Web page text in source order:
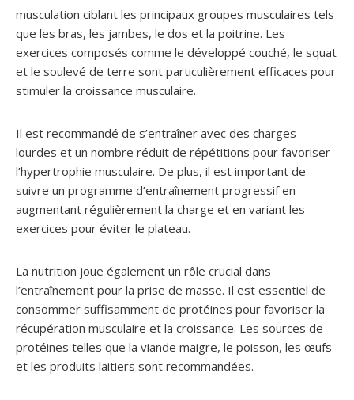
musculation ciblant les principaux groupes musculaires tels
que les bras, les jambes, le dos et la poitrine. Les
exercices composés comme le développé couché, le squat
et le soulevé de terre sont particulièrement efficaces pour
stimuler la croissance musculaire.
Il est recommandé de s’entraîner avec des charges
lourdes et un nombre réduit de répétitions pour favoriser
l’hypertrophie musculaire. De plus, il est important de
suivre un programme d’entraînement progressif en
augmentant régulièrement la charge et en variant les
exercices pour éviter le plateau.
La nutrition joue également un rôle crucial dans
l’entraînement pour la prise de masse. Il est essentiel de
consommer suffisamment de protéines pour favoriser la
récupération musculaire et la croissance. Les sources de
protéines telles que la viande maigre, le poisson, les œufs
et les produits laitiers sont recommandées.